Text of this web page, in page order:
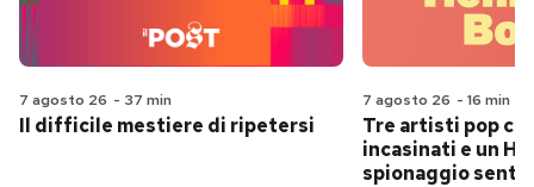
7 agosto 26 - 37 min
Il difficile mestiere di ripetersi
7 agosto 26 - 16 min
Tre artisti pop
incasinati e un
spionaggio